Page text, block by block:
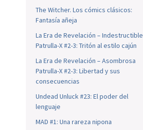
The Witcher. Los cómics clásicos:
Fantasía añeja
La Era de Revelación – Indestructible
Patrulla-X #2-3: Tritón al estilo cajún
La Era de Revelación – Asombrosa
Patrulla-X #2-3: Libertad y sus
consecuencias
Undead Unluck #23: El poder del
lenguaje
MAD #1: Una rareza nipona